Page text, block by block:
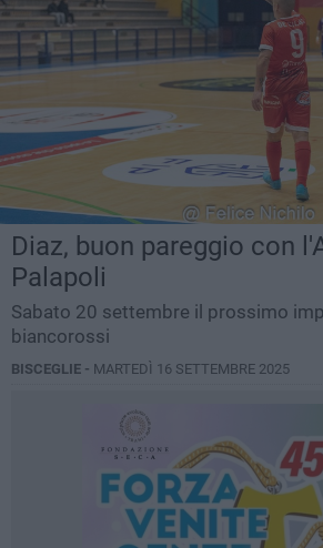
Diaz, buon pareggio con
Palapoli
Sabato 20 settembre il prossimo
biancorossi
BISCEGLIE - MARTEDÌ 16 SETTEMBRE 2025